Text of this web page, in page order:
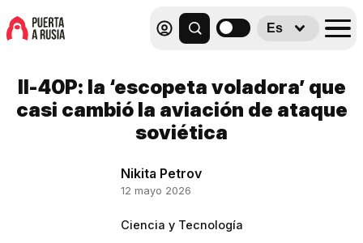
Es
Il-40P: la ‘escopeta voladora’ que
casi cambió la aviación de ataque
soviética
Nikita Petrov
12 mayo 2026
Ciencia y Tecnología